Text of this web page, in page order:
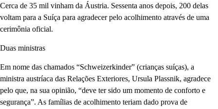
Cerca de 35 mil vinham da Áustria. Sessenta anos depois, 200 delas
voltam para a Suíça para agradecer pelo acolhimento através de uma
cerimônia oficial.
Duas ministras
Em nome das chamados “Schweizerkinder” (crianças suíças), a
ministra austríaca das Relações Exteriores, Ursula Plassnik, agradece
pelo que, na sua opinião, “deve ter sido um momento de conforto e
segurança”. As famílias de acolhimento teriam dado prova de